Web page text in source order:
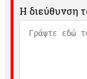
Η διεύθυνση